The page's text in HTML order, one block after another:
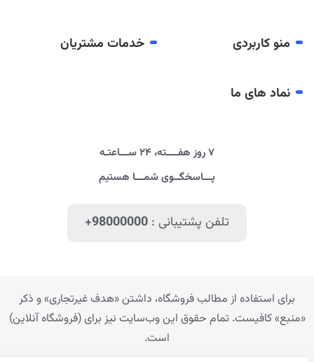
منو کاربردی خدمات مشتریان
نماد های ما
۷ روز هفــــته، ۲۴ ســـاعتـه
پـــاسخگــوی شمـــا هستیم
تلفن پشتیبانی :+98000000
برای استفاده از مطالب فروشگاه، داشتن «هدف غیرتجاری» و ذکر
«منبع» کافیست. تمام حقوق اين وب‌سايت نیز برای (فروشگاه آنلاین)
است.